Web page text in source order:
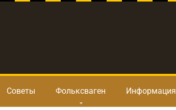
Советы Фольксваген Информация